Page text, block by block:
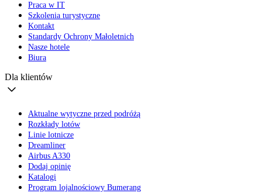
Praca w IT
Szkolenia turystyczne
Kontakt
Standardy Ochrony Małoletnich
Nasze hotele
Biura
Dla klientów
Aktualne wytyczne przed podróżą
Rozkłady lotów
Linie lotnicze
Dreamliner
Airbus A330
Dodaj opinię
Katalogi
Program lojalnościowy Bumerang